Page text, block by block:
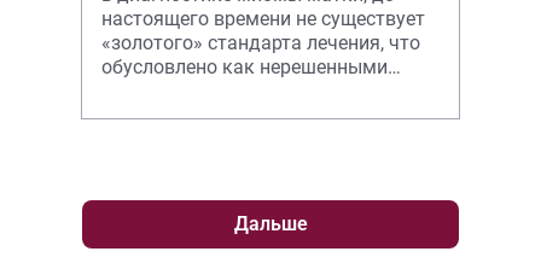
настоящего времени не существует
«золотого» стандарта лечения, что
обусловлено как нерешенными
матк
Дальше